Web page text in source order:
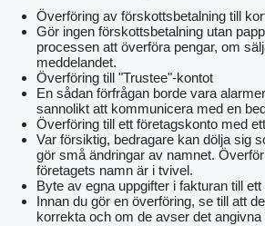
Överföring av förskottsbetalning till
Gör ingen förskottsbetalning utan
processen att överföra pengar, om
meddelandet.
Överföring till "Trustee"-kontot
En sådan förfrågan borde vara
sannolikt att kommunicera med en
Överföring till ett företagskonto med
Var försiktig, bedragare kan dölja sig
gör små ändringar av namnet.
företagets namn är i tvivel.
Byte av egna uppgifter i fakturan till
Innan du gör en överföring, se till att
korrekta och om de avser det angivna